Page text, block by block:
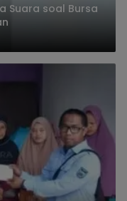
Suara soal Bursa